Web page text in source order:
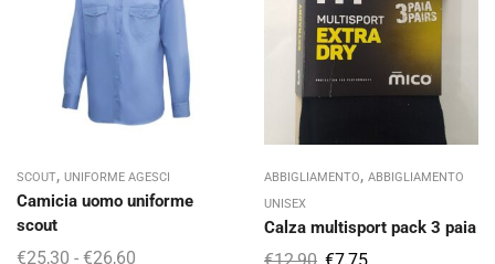
SCOUT, UNIFORME AGESCI
Camicia uomo uniforme
scout
€25,30 - €26,60
ABBIGLIAMENTO, ABBIGLIAMENTO
UNISEX
Calza multisport pack 3 paia